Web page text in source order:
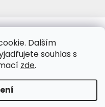
Dalším
souhlas s
zde.
www.vivaporcelan.cz